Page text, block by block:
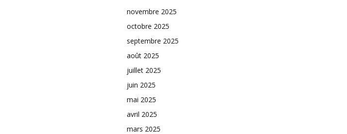
novembre 2025
octobre 2025
septembre 2025
août 2025
juillet 2025
juin 2025
mai 2025
avril 2025
mars 2025